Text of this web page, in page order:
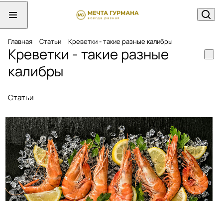
Главная Статьи Креветки - такие разные калибры
Креветки - такие разные
калибры
Статьи